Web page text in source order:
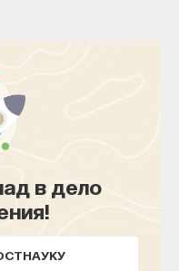
в дело